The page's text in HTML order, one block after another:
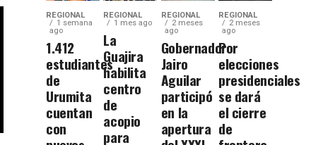
REGIONAL
1 semana
ago
1.412
estudiantes
de
Urumita
cuentan
con
REGIONAL
1 mes ago
La
Guajira
habilita
centro
de
acopio
para
REGIONAL
2 meses
ago
Gobernador
Jairo
Aguilar
participó
en la
apertura
REGIONAL
2 meses
ago
Por
elecciones
presidenciales
se dará
el cierre
de